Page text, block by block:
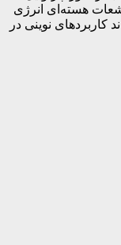
هسته‌ای انرژی
کاربردهای نوینی در